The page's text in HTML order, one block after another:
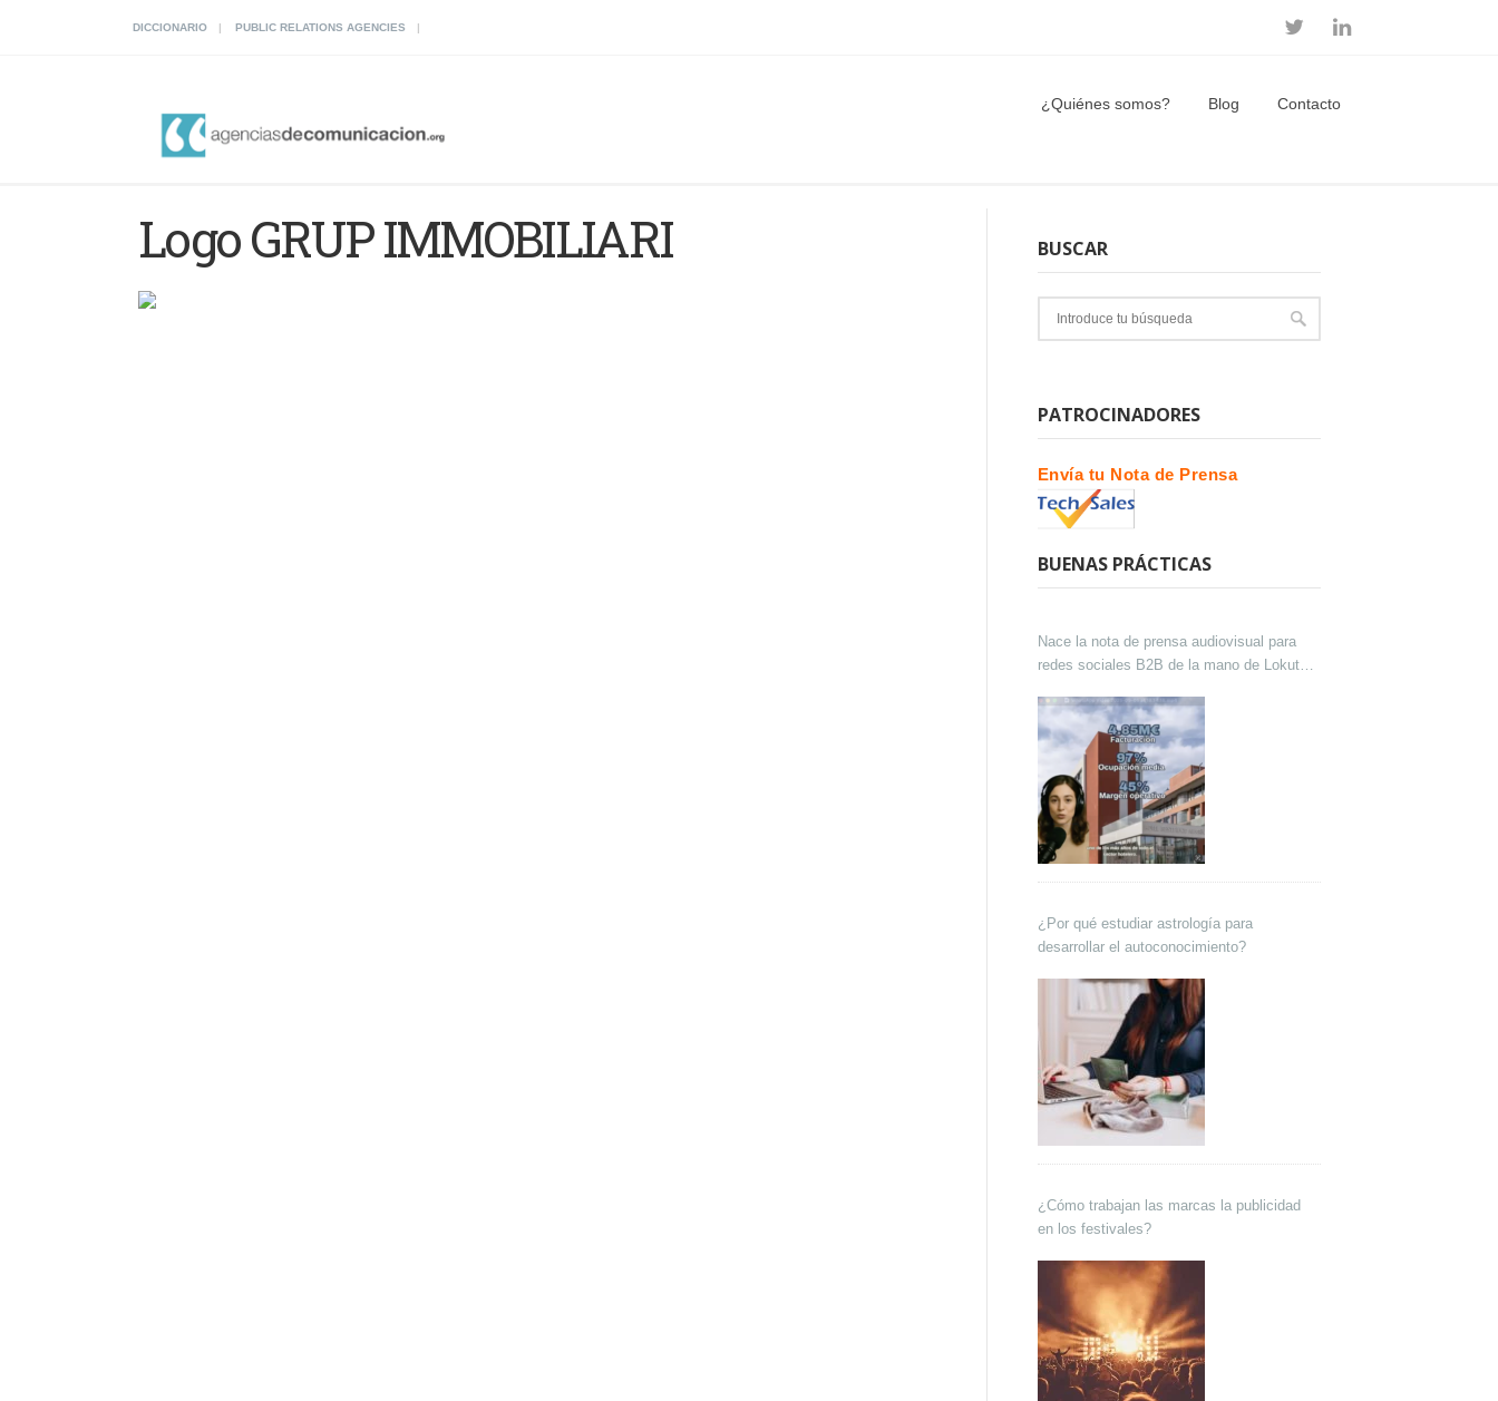
DICCIONARIO PUBLIC RELATIONS AGENCIES
¿Quiénes somos? Blog Contacto
Logo GRUP IMMOBILIARI BUSCAR
PATROCINADORES
Envía tu Nota de Prensa
BUENAS PRÁCTICAS
Nace la nota de prensa audiovisual para
redes sociales B2B de la mano de Lokutor
¿Por qué estudiar astrología para
desarrollar el autoconocimiento?
¿Cómo trabajan las marcas la publicidad
en los festivales?